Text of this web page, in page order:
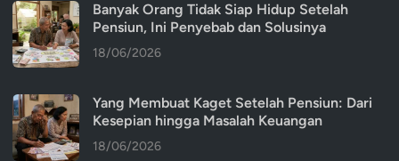
Banyak Orang Tidak Siap Hidup Setelah
Pensiun, Ini Penyebab dan Solusinya
18/06/2026
Yang Membuat Kaget Setelah Pensiun: Dari
Kesepian hingga Masalah Keuangan
18/06/2026